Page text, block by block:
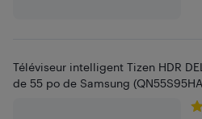
Téléviseur intelligent Tizen HDR
de 55 po de Samsung